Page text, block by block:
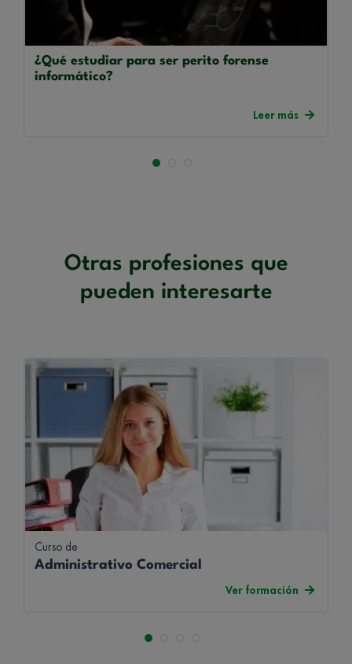
¿Qué estudiar para ser perito forense
informático?
Leer más
Otras profesiones que
pueden interesarte
Curso de
Administrativo Comercial
Ver formación